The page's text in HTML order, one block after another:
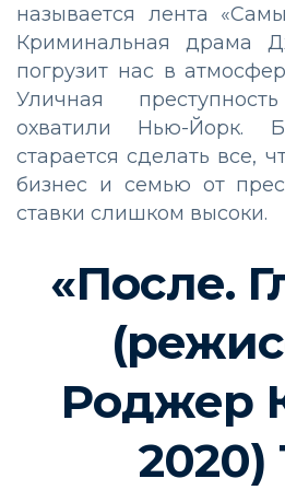
называется лента
Криминальная драма
погрузит нас в
Уличная
охватили Нью-Йорк.
старается сделать все,
бизнес и семью от
ставки слишком высоки.
«После.
Роджер
2020)